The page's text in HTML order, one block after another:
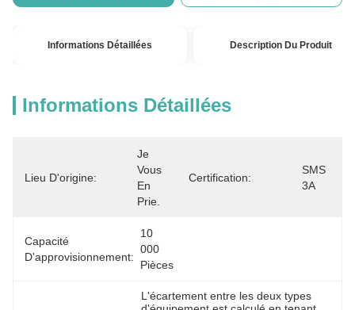
Informations Détaillées Description Du Produit
Informations Détaillées
Lieu D'origine:
Je
Vous
En
Prie.
Certification:
SMS
3A
Capacité
D'approvisionnement:
10
000
Pièces
L'écartement entre les deux types